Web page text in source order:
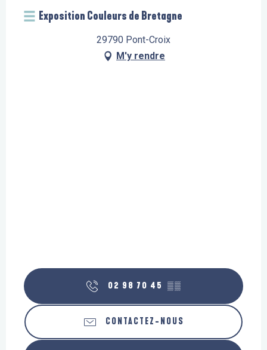
Exposition Couleurs de Bretagne
29790 Pont-Croix
M'y rendre
02 98 70 45 ▒▒
CONTACTEZ-NOUS